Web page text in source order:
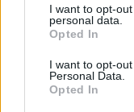
I want to opt-
personal data.
Opted In
I want to opt-
Personal Data.
Opted In